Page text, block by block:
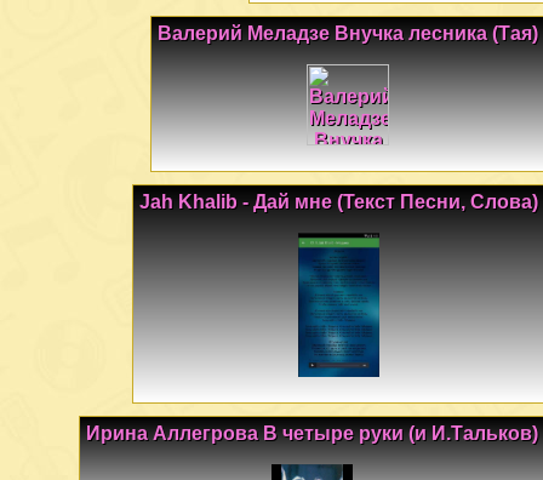
Валерий Меладзе Внучка лесника (Тая)
Jah Khalib - Дай мне (Текст Песни, Слова)
Ирина Аллегрова В четыре руки (и И.Тальков)